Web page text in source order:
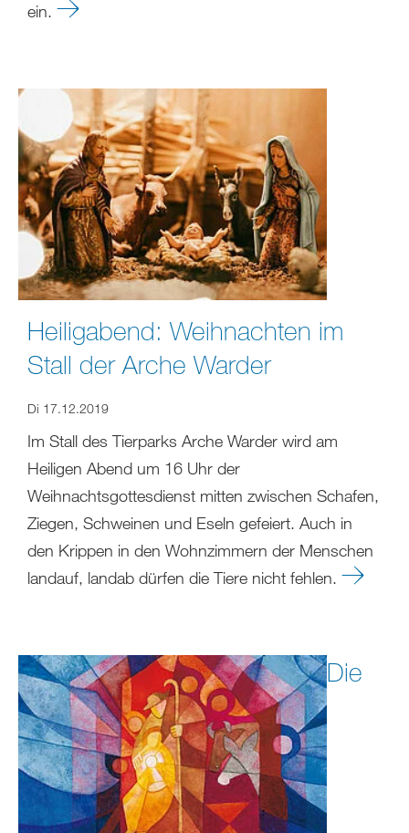
ein.
Heiligabend: Weihnachten im
Stall der Arche Warder
Di 17.12.2019
Im Stall des Tierparks Arche Warder wird am
Heiligen Abend um 16 Uhr der
Weihnachtsgottesdienst mitten zwischen Schafen,
Ziegen, Schweinen und Eseln gefeiert. Auch in
den Krippen in den Wohnzimmern der Menschen
landauf, landab dürfen die Tiere nicht fehlen.
Die